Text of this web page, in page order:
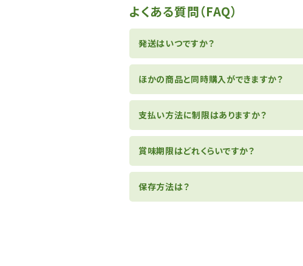
よくある質問（FAQ）
発送はいつですか？
ほかの商品と同時購入ができますか？
支払い方法に制限はありますか？
賞味期限はどれくらいですか？
保存方法は？